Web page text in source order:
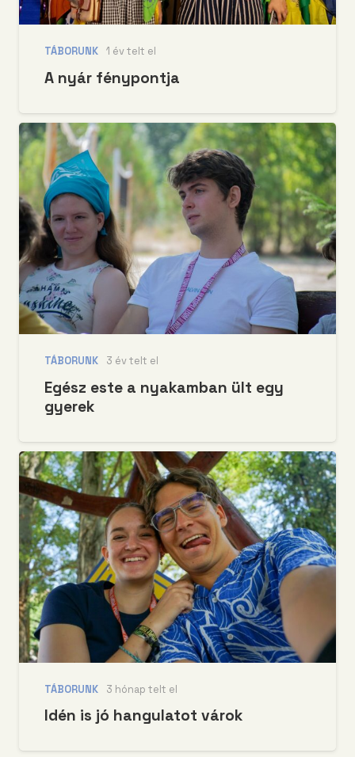
TÁBORUNK 1 év telt el
A nyár fénypontja
TÁBORUNK 3 év telt el
Egész este a nyakamban ült egy
gyerek
TÁBORUNK 3 hónap telt el
Idén is jó hangulatot várok